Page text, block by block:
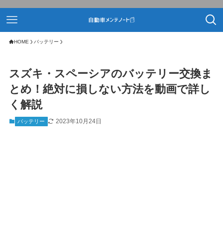
HOME バッテリー
スズキ・スペーシアのバッテリー交換ま
とめ！絶対に損しない方法を動画で詳し
く解説
バッテリー 2023年10月24日